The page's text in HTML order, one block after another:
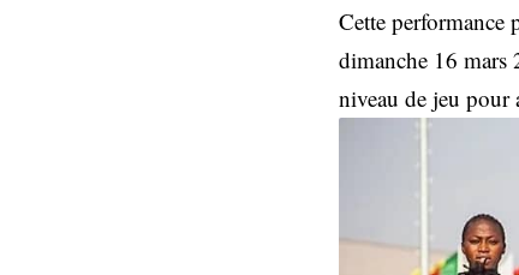
Cette performance
dimanche 16 mars
niveau de jeu pour